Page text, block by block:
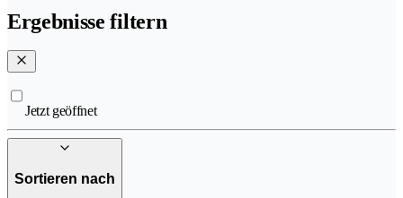
Ergebnisse filtern
Jetzt geöffnet
Sortieren nach